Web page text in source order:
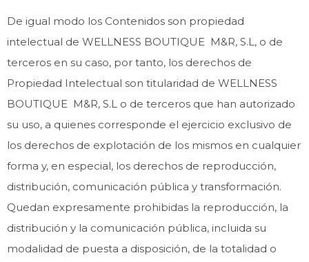
De igual modo los Contenidos son propiedad
intelectual de WELLNESS BOUTIQUE M&R, S.L, o de
terceros en su caso, por tanto, los derechos de
Propiedad Intelectual son titularidad de WELLNESS
BOUTIQUE M&R, S.L o de terceros que han autorizado
su uso, a quienes corresponde el ejercicio exclusivo de
los derechos de explotación de los mismos en cualquier
forma y, en especial, los derechos de reproducción,
distribución, comunicación pública y transformación.
Quedan expresamente prohibidas la reproducción, la
distribución y la comunicación pública, incluida su
modalidad de puesta a disposición, de la totalidad o